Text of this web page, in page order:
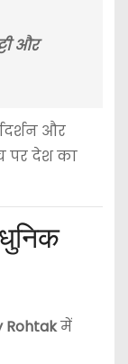
और
और
पर देश का
Rohtakमें